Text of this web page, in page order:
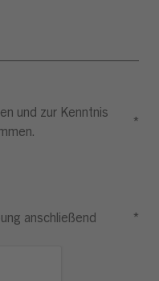
und zur Kenntnis
*
anschließend
*